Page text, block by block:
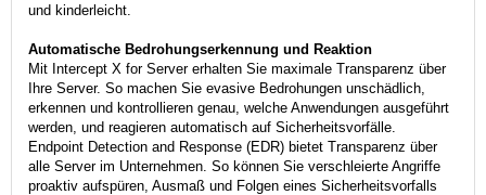
und kinderleicht.
Automatische Bedrohungserkennung und Reaktion
Mit Intercept X for Server erhalten Sie maximale Transparenz über
Ihre Server. So machen Sie evasive Bedrohungen unschädlich,
erkennen und kontrollieren genau, welche Anwendungen ausgeführt
werden, und reagieren automatisch auf Sicherheitsvorfälle.
Endpoint Detection and Response (EDR) bietet Transparenz über
alle Server im Unternehmen. So können Sie verschleierte Angriffe
proaktiv aufspüren, Ausmaß und Folgen eines Sicherheitsvorfalls